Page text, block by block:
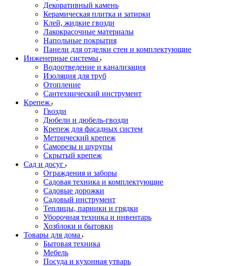
Декоративный камень
Керамическая плитка и затирки
Клей, жидкие гвозди
Лакокрасочные материалы
Напольные покрытия
Панели для отделки стен и комплектующие
Инженерные системы
Водоотведение и канализация
Изоляция для труб
Отопление
Сантехнический инструмент
Крепеж
Гвозди
Дюбели и дюбель-гвозди
Крепеж для фасадных систем
Метрический крепеж
Саморезы и шурупы
Скрытый крепеж
Сад и досуг
Ограждения и заборы
Садовая техника и комплектующие
Садовые дорожки
Садовый инструмент
Теплицы, парники и грядки
Уборочная техника и инвентарь
Хозблоки и бытовки
Товары для дома
Бытовая техника
Мебель
Посуда и кухонная утварь